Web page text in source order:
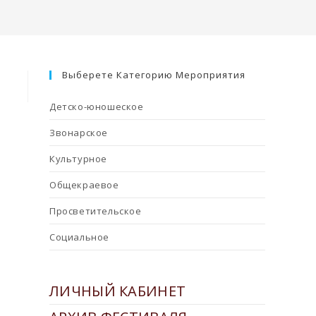
Выберете Категорию Мероприятия
Детско-юношеское
Звонарское
Культурное
Общекраевое
Просветительское
Социальное
ЛИЧНЫЙ КАБИНЕТ